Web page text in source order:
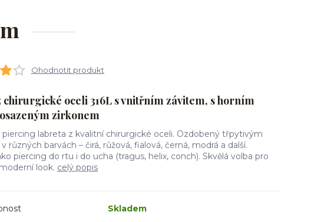
Ohodnotit produkt
chirurgické oceli 316L s vnitřním závitem, s horním
zirkonem
piercing labreta z kvalitní chirurgické oceli. Ozdobený třpytivým
různých barvách – čirá, růžová, fialová, černá, modrá a další.
piercing do rtu i do ucha (tragus, helix, conch). Skvělá volba pro
look. celý popis
Skladem